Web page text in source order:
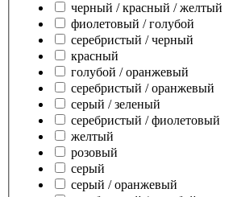
черный / красный / желтый
фиолетовый / голубой
серебристый / черный
красный
голубой / оранжевый
серебристый / оранжевый
серый / зеленый
серебристый / фиолетовый
желтый
розовый
серый
серый / оранжевый